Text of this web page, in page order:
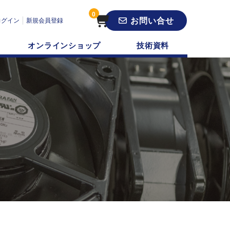
グイン 新規会員登録
0
お問い合せ
オンラインショップ 技術資料